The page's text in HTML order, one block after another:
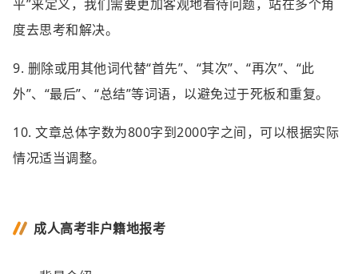
平”来定义，我们需要更加客观地看待问题，站在多个角
度去思考和解决。
9. 删除或用其他词代替“首先”、“其次”、“再次”、“此
外”、“最后”、“总结”等词语，以避免过于死板和重复。
10. 文章总体字数为800字到2000字之间，可以根据实际
情况适当调整。
成人高考非户籍地报考